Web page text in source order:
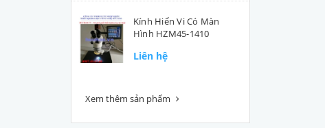
Kính Hiển Vi Có Màn
Hình HZM45-1410
Liên hệ
Xem thêm sản phẩm